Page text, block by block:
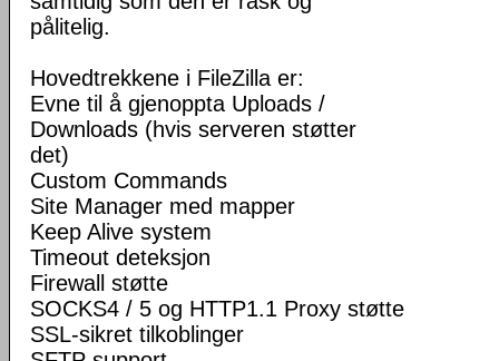
pålitelig.
Hovedtrekkene i FileZilla er:
Evne til å gjenoppta Uploads /
Downloads (hvis serveren støtter
det)
Custom Commands
Site Manager med mapper
Keep Alive system
Timeout deteksjon
Firewall støtte
SOCKS4 / 5 og HTTP1.1 Proxy støtte
SSL-sikret tilkoblinger